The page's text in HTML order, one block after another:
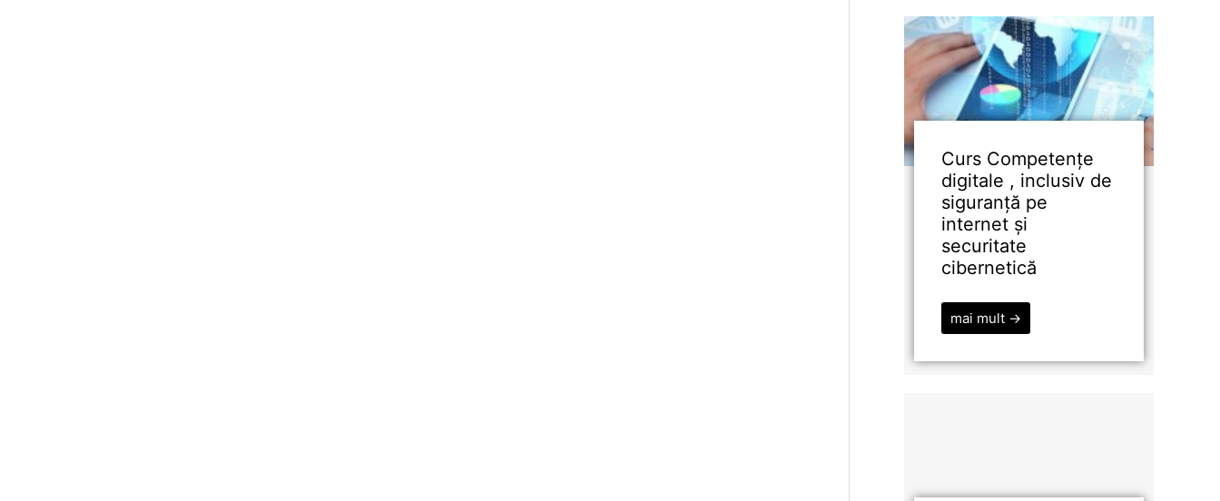
Curs Competențe
digitale , inclusiv de
siguranță pe
internet și
securitate
cibernetică
mai mult →